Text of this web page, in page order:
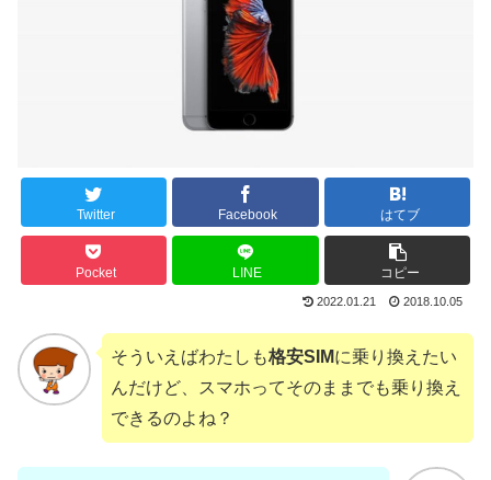
Twitter Facebook はてブ
Pocket LINE コピー
2022.01.21 2018.10.05
そういえばわたしも格安SIMに乗り換えたい
んだけど、スマホってそのままでも乗り換え
できるのよね？